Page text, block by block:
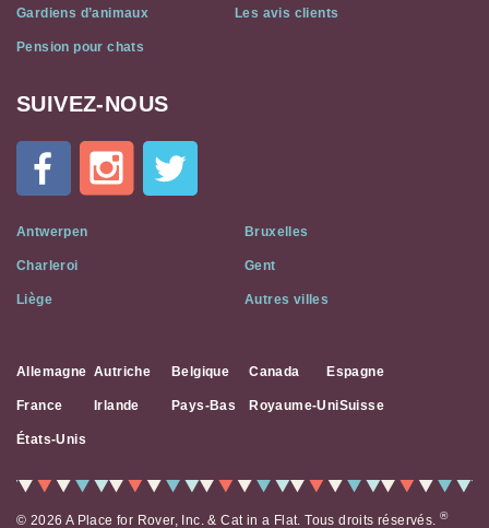
Gardiens d’animaux Les avis clients
Pension pour chats
Cat
Flat
Social
Media
SUIVEZ-NOUS
Antwerpen Bruxelles
Charleroi Gent
Liège Autres villes
Allemagne Autriche Belgique Canada Espagne
France Irlande Pays-Bas Royaume-UniSuisse
États-Unis
© 2026 A Place for Rover, Inc. & Cat in a Flat. Tous droits réservés. ®